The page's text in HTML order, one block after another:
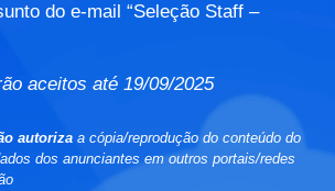
do e-mail “Seleção Staff –
aceitos até 19/09/2025
autoriza a cópia/reprodução do conteúdo do
dos anunciantes em outros portais/redes